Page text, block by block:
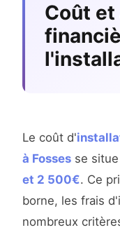
Coût et
Le coût d'
à Fosses se
et 2 500€. Ce
borne, les frais
nombreux